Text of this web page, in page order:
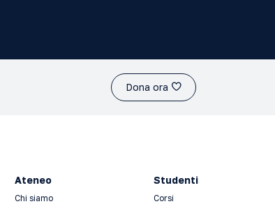
Dona ora
Ateneo
Chi siamo
Studenti
Corsi